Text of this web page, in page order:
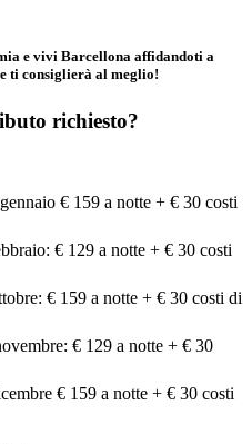
e vivi Barcellona affidandoti a
ti consiglierà al meglio!
richiesto?
€ 159 a notte + € 30 costi
€ 129 a notte + € 30 costi
€ 159 a notte + € 30 costi di
€ 129 a notte + € 30
€ 159 a notte + € 30 costi